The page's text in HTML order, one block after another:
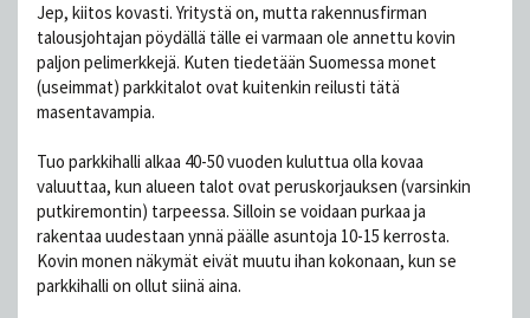
Jep, kiitos kovasti. Yritystä on, mutta rakennusfirman
talousjohtajan pöydällä tälle ei varmaan ole annettu kovin
paljon pelimerkkejä. Kuten tiedetään Suomessa monet
(useimmat) parkkitalot ovat kuitenkin reilusti tätä
masentavampia.
Tuo parkkihalli alkaa 40-50 vuoden kuluttua olla kovaa
valuuttaa, kun alueen talot ovat peruskorjauksen (varsinkin
putkiremontin) tarpeessa. Silloin se voidaan purkaa ja
rakentaa uudestaan ynnä päälle asuntoja 10-15 kerrosta.
Kovin monen näkymät eivät muutu ihan kokonaan, kun se
parkkihalli on ollut siinä aina.